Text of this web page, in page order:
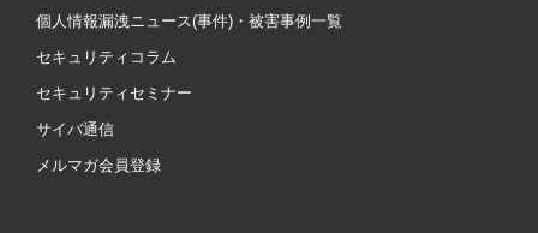
個人情報漏洩ニュース(事件)・被害事例一覧
セキュリティコラム
セキュリティセミナー
サイバ通信
メルマガ会員登録